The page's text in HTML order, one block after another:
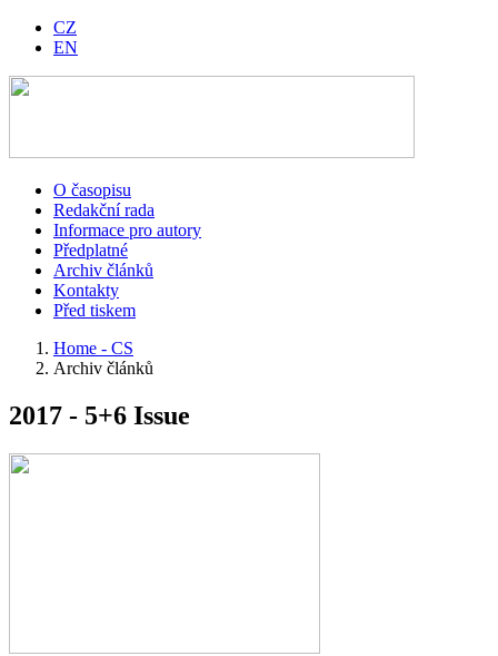
CZ
EN
O časopisu
Redakční rada
Informace pro autory
Předplatné
Archiv článků
Kontakty
Před tiskem
Home - CS
Archiv článků
2017 - 5+6 Issue